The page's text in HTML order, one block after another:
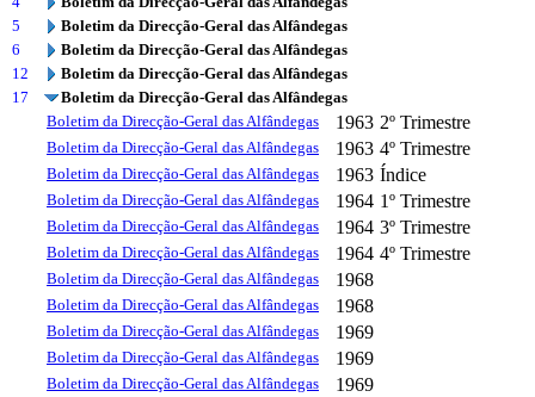
5
Boletim da Direcção-Geral das Alfândegas
6
Boletim da Direcção-Geral das Alfândegas
12
Boletim da Direcção-Geral das Alfândegas
17
Boletim da Direcção-Geral das Alfândegas
Boletim da Direcção-Geral das Alfândegas
1963 2º Trimestre
Boletim da Direcção-Geral das Alfândegas 1963 4º Trimestre
Boletim da Direcção-Geral das Alfândegas 1963 Índice
Boletim da Direcção-Geral das Alfândegas 1964 1º Trimestre
Boletim da Direcção-Geral das Alfândegas 1964 3º Trimestre
Boletim da Direcção-Geral das Alfândegas 1964 4º Trimestre
Boletim da Direcção-Geral das Alfândegas 1968
Boletim da Direcção-Geral das Alfândegas 1968
Boletim da Direcção-Geral das Alfândegas 1969
Boletim da Direcção-Geral das Alfândegas 1969
Boletim da Direcção-Geral das Alfândegas 1969